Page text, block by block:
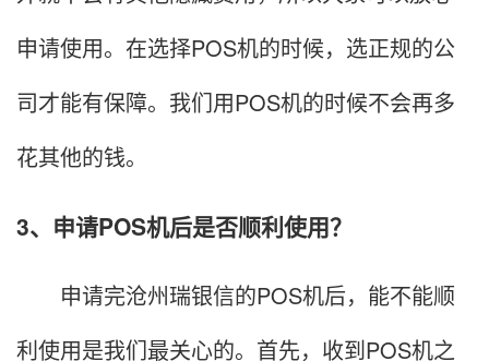
申请使用。在选择POS机的时候，选正规的公
司才能有保障。我们用POS机的时候不会再多
花其他的钱。
3、申请POS机后是否顺利使用？
申请完沧州瑞银信的POS机后，能不能顺
利使用是我们最关心的。首先，收到POS机之